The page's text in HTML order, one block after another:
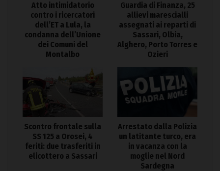
Atto intimidatorio
contro i ricercatori
dell’ET a Lula, la
condanna dell’Unione
dei Comuni del
Montalbo
Guardia di Finanza, 25
allievi marescialli
assegnati ai reparti di
Sassari, Olbia,
Alghero, Porto Torres e
Ozieri
Scontro frontale sulla
SS 125 a Orosei, 4
feriti: due trasferiti in
elicottero a Sassari
Arrestato dalla Polizia
un latitante turco, era
in vacanza con la
moglie nel Nord
Sardegna